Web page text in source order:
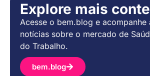
Explore mais
Acesse o bem.blog e acompanhe
notícias sobre o mercado de
do Trabalho.
bem.blog